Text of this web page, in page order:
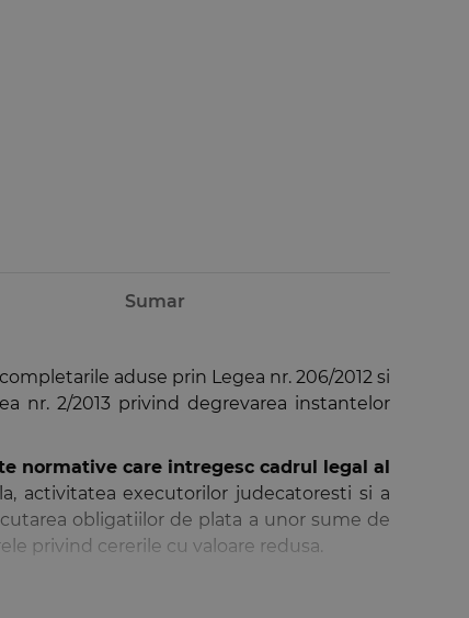
Sumar
aduse prin Legea nr. 206/2012 si
nr. 2/2013 privind degrevarea instantelor
normative care intregesc cadrul legal al
activitatea executorilor judecatoresti si a
obligatiilor de plata a unor sume de
privind cererile cu valoare redusa.
sub legea veche raman supuse acelei legi,